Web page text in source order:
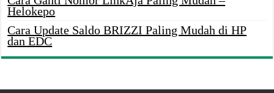
Helokepo
Cara Update Saldo BRIZZI Paling Mudah di HP
dan EDC